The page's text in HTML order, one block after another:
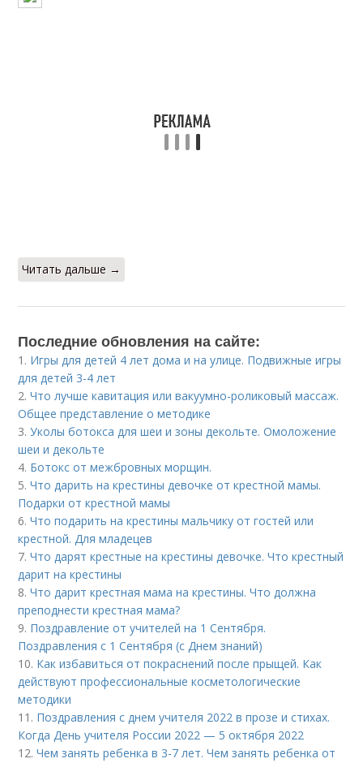
Читать дальше →
Последние обновления на сайте:
1. Игры для детей 4 лет дома и на улице. Подвижные игры
для детей 3-4 лет
2.Что лучше кавитация или вакуумно-роликовый массаж.
Общее представление о методике
3.Уколы ботокса для шеи и зоны декольте. Омоложение
шеи и декольте
4. Ботокс от межбровных морщин.
5.Что дарить на крестины девочке от крестной мамы.
Подарки от крестной мамы
6.Что подарить на крестины мальчику от гостей или
крестной. Для младецев
7.Что дарят крестные на крестины девочке. Что крестный
дарит на крестины
8.Что дарит крестная мама на крестины. Что должна
преподнести крестная мама?
9. Поздравление от учителей на 1 Сентября.
Поздравления с 1 Сентября (с Днем знаний)
10. Как избавиться от покраснений после прыщей. Как
действуют профессиональные косметологические
методики
11. Поздравления с днем учителя 2022 в прозе и стихах.
Когда День учителя России 2022 — 5 октября 2022
12.Чем занять ребенка в 3-7 лет. Чем занять ребенка от